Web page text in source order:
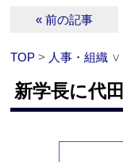
« 前の記事
TOP > 人事・組織 ∨
新学長に代